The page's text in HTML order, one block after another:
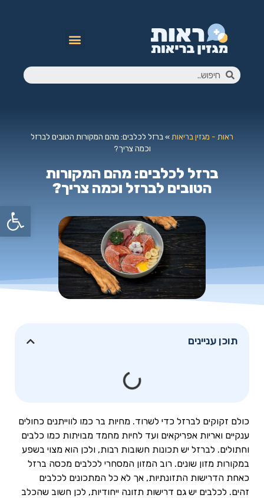
ראות - מגזין בריאות»ברזל לכלבים: מהם המקורות הטובים לברזל
וכמה צריך?
ברזל לכלבים: מהם המקורות
הטובים לברזל וכמה צריך?
תוכן עניינים
כולם זקוקים לברזל כדי לשרוד. מחיות בר כמו לווייתנים כחולים
ענקיים ואריות אפריקאים ועד לחיות מחמד מבויתות כמו כלבים
וחתולים. לברזל יש תכונות חשובות רבות, ולכן הוא מצוי בשפע
במקורות מזון שונים. רוב המזון המסחרי לכלבים מכסה ברזל
כאחת הדרישות התזונתיות, אך לא כל המתכונים לכלבים
זהים. לכלבים יש גם דרישות תזונה ייחודיות, לכן חשוב שהכלב